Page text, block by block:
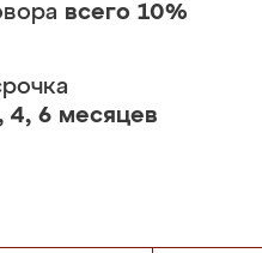
всего 10%
4, 6 месяцев